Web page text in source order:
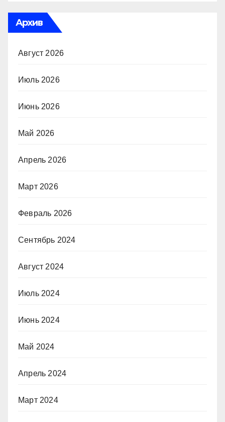
Архив
Август 2026
Июль 2026
Июнь 2026
Май 2026
Апрель 2026
Март 2026
Февраль 2026
Сентябрь 2024
Август 2024
Июль 2024
Июнь 2024
Май 2024
Апрель 2024
Март 2024